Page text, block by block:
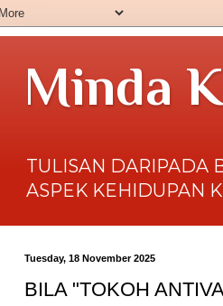
Minda
TULISAN DARIPADA
ASPEK KEHIDUPAN
Tuesday, 18 November 2025
BILA "TOKOH